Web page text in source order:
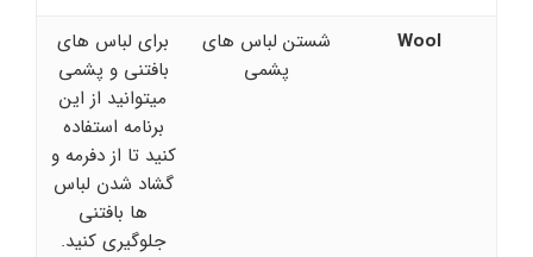
Wool
شستن لباس های
پشمی
برای لباس های
بافتنی و پشمی
میتوانید از این
برنامه استفاده
کنید تا از دفرمه و
گشاد شدن لباس
ها بافتنی
جلوگیری کنید.